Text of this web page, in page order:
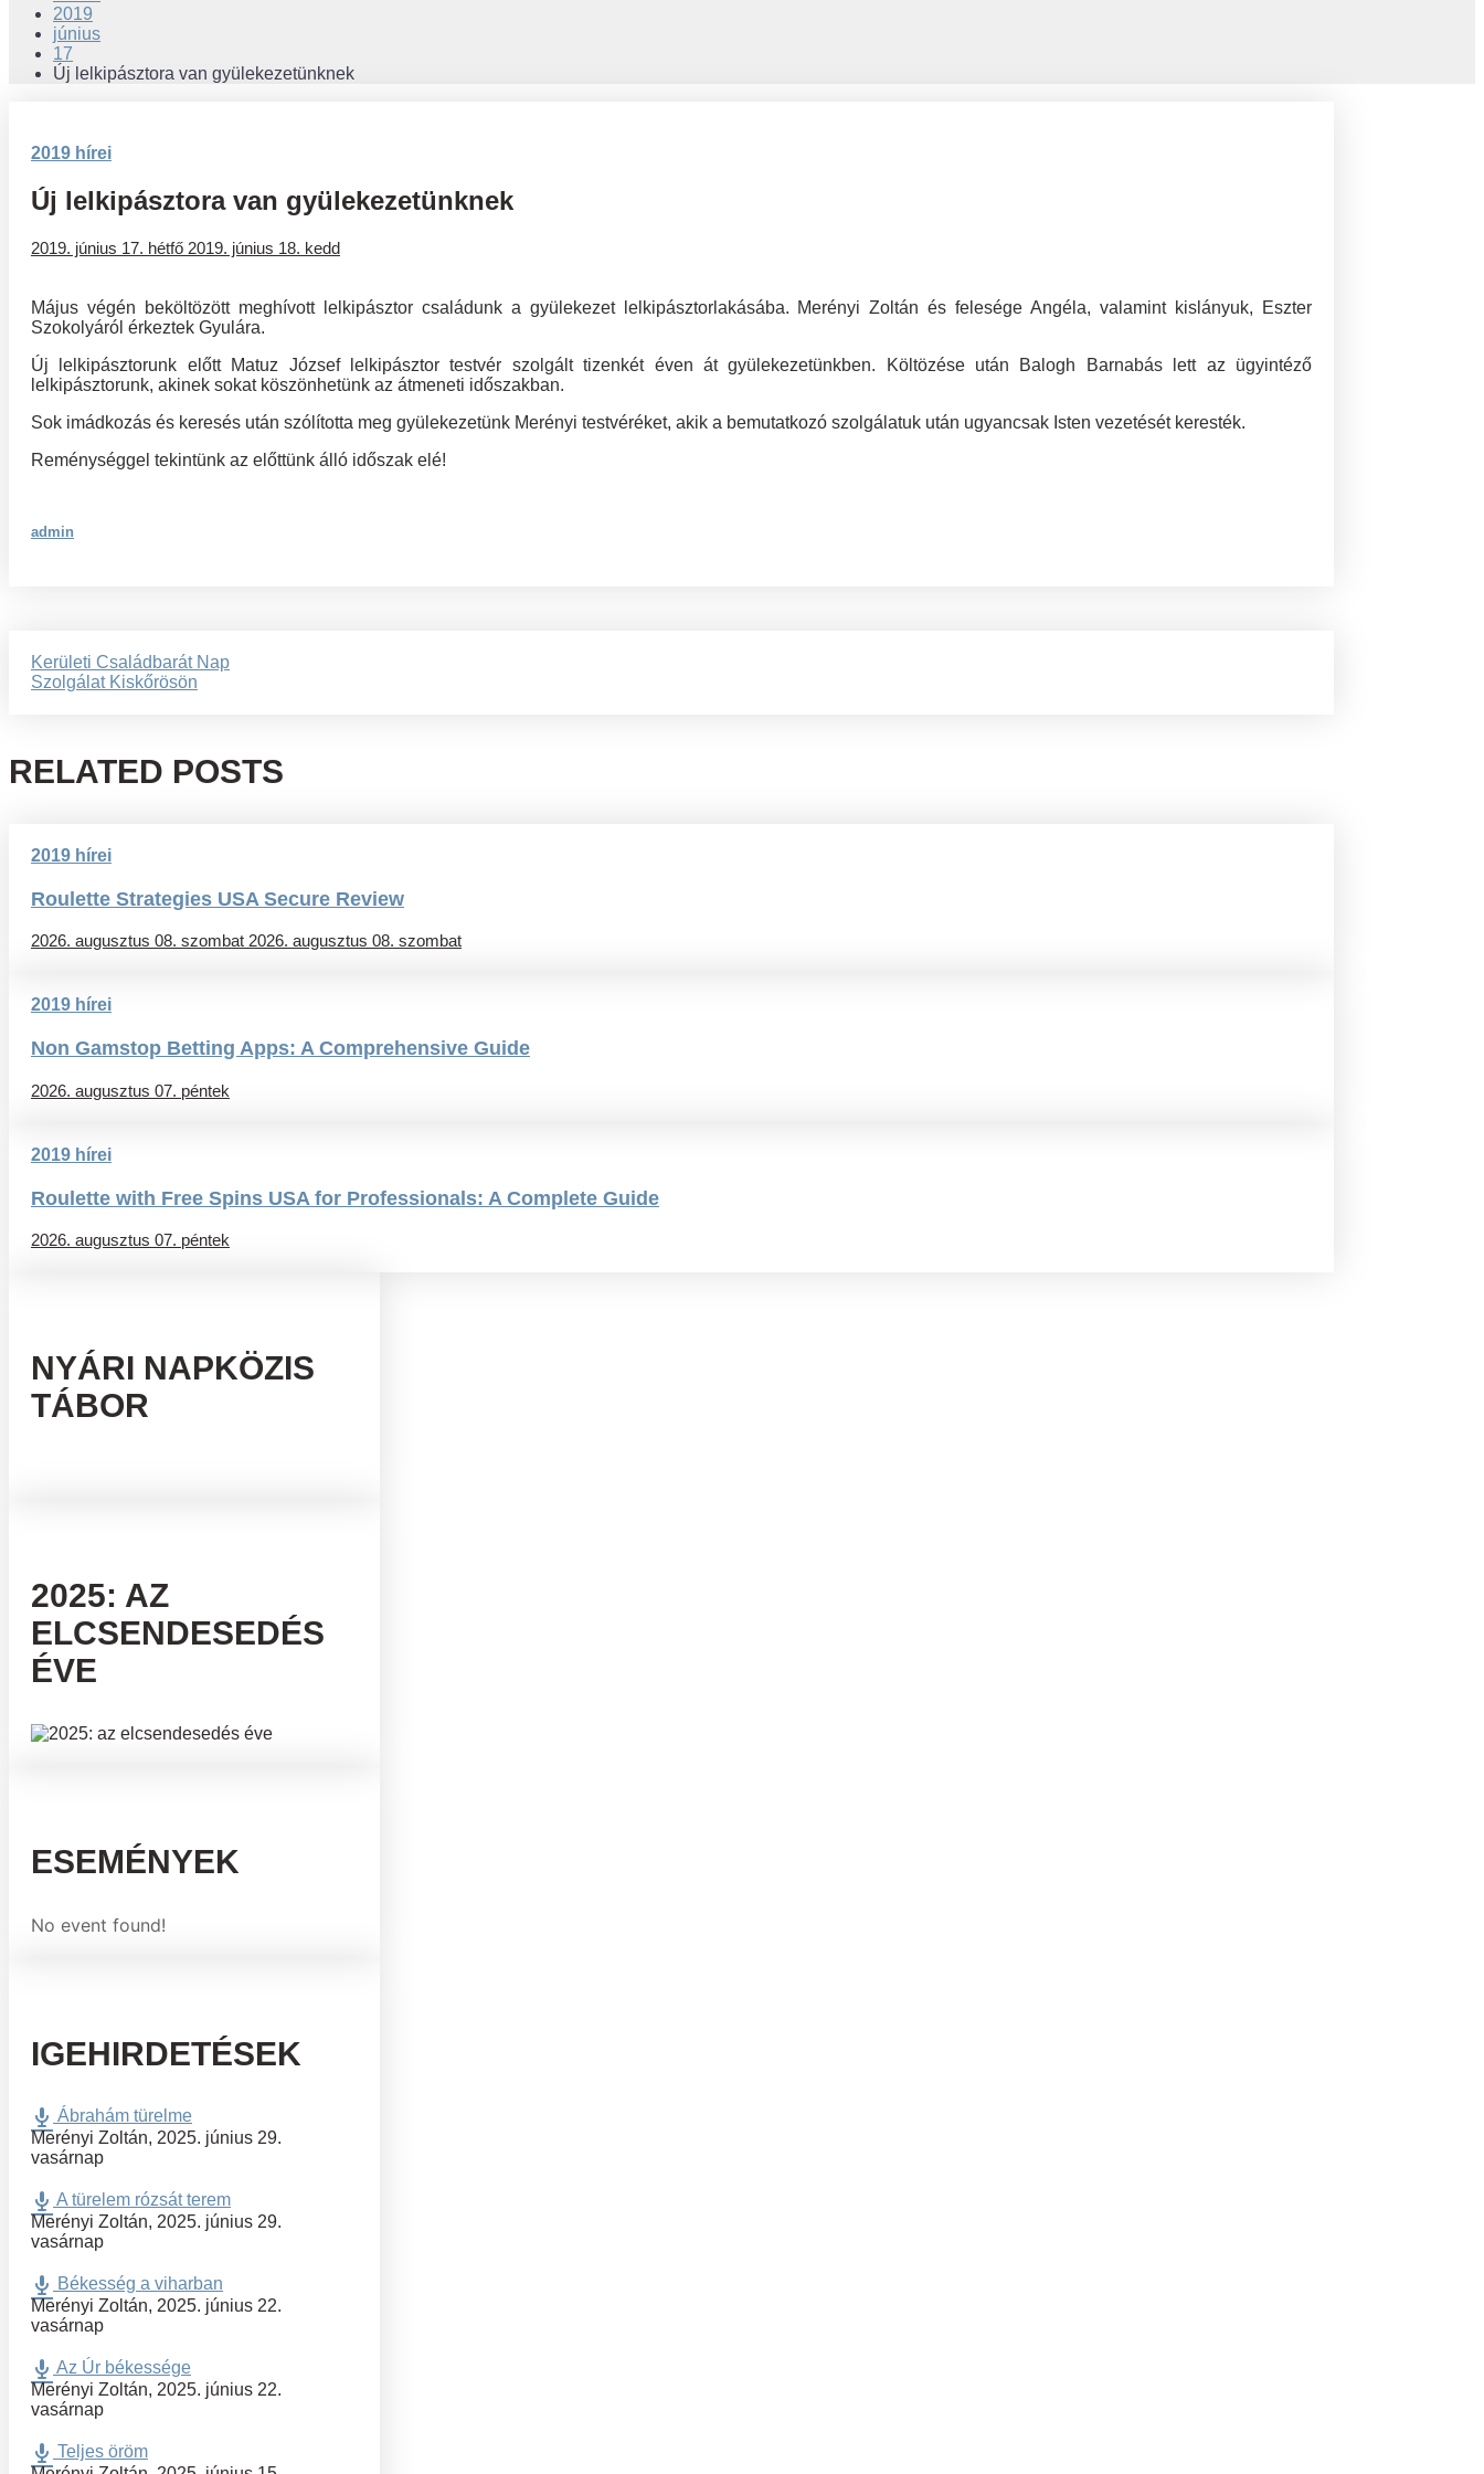
2019
június
17
Új lelkipásztora van gyülekezetünknek
2019 hírei
Új lelkipásztora van gyülekezetünknek
2019. június 17. hétfő 2019. június 18. kedd
Május végén beköltözött meghívott lelkipásztor családunk a gyülekezet lelkipásztorlakásába. Merényi Zoltán és felesége Angéla, valamint kislányuk, Eszter
Szokolyáról érkeztek Gyulára.
Új lelkipásztorunk előtt Matuz József lelkipásztor testvér szolgált tizenkét éven át gyülekezetünkben. Költözése után Balogh Barnabás lett az ügyintéző
lelkipásztorunk, akinek sokat köszönhetünk az átmeneti időszakban.
Sok imádkozás és keresés után szólította meg gyülekezetünk Merényi testvéréket, akik a bemutatkozó szolgálatuk után ugyancsak Isten vezetését keresték.
Reménységgel tekintünk az előttünk álló időszak elé!
admin
Bejegyzés
navigáció
Kerületi Családbarát Nap
Szolgálat Kiskőrösön
RELATED POSTS
2019 hírei
Roulette Strategies USA Secure Review
2026. augusztus 08. szombat 2026. augusztus 08. szombat
2019 hírei
Non Gamstop Betting Apps: A Comprehensive Guide
2026. augusztus 07. péntek
2019 hírei
Roulette with Free Spins USA for Professionals: A Complete Guide
2026. augusztus 07. péntek
NYÁRI NAPKÖZIS
TÁBOR
2025: AZ
ELCSENDESEDÉS
ÉVE
ESEMÉNYEK
No event found!
IGEHIRDETÉSEK
Ábrahám türelme
Merényi Zoltán, 2025. június 29.
vasárnap
A türelem rózsát terem
Merényi Zoltán, 2025. június 29.
vasárnap
Békesség a viharban
Merényi Zoltán, 2025. június 22.
vasárnap
Az Úr békessége
Merényi Zoltán, 2025. június 22.
vasárnap
Teljes öröm